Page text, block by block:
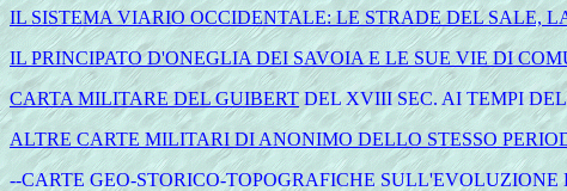
IL SISTEMA VIARIO OCCIDENTALE: LE STRADE DEL SALE,
IL PRINCIPATO D'ONEGLIA DEI SAVOIA E LE SUE VIE DI
CARTA MILITARE DEL GUIBERTDEL XVIII SEC. AI TEMPI
ALTRE CARTE MILITARI DI ANONIMO DELLO STESSO
--CARTE GEO-STORICO-TOPOGRAFICHE